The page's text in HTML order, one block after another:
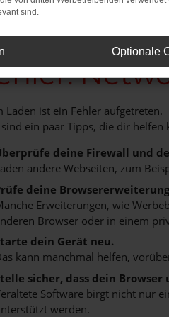
Laden ist ein Fehler aufgetreten.
ein paar Tipps, die dir helfen
deine Firewall und
andere Webseiten, zum
deine
Erweiterungen, wie
Browser oder in einem
dein Gerät neu.
kann manchmal helfen,
sicher, dass dein
Software birgt nicht nur
werden.
sind.
Optionale